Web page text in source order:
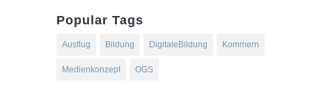
Popular Tags
Ausflug Bildung DigitaleBildung Kommern
Medienkonzept OGS